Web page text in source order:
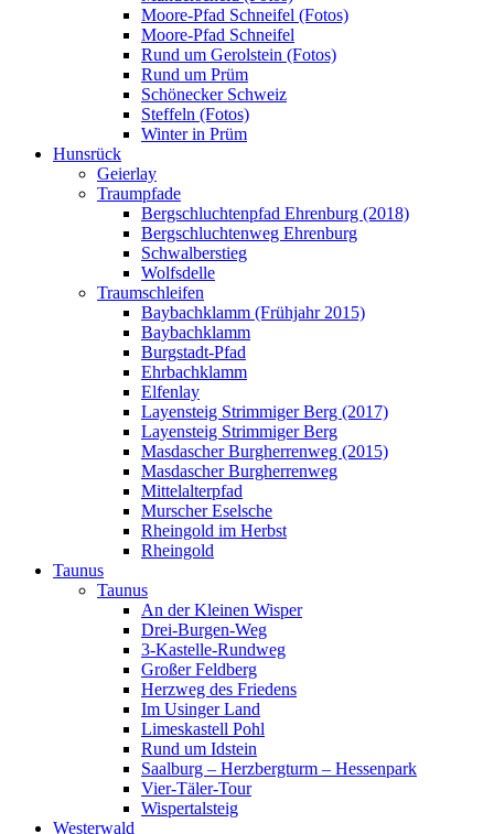
Moore-Pfad Schneifel (Fotos)
Moore-Pfad Schneifel
Rund um Gerolstein (Fotos)
Rund um Prüm
Schönecker Schweiz
Steffeln (Fotos)
Winter in Prüm
Hunsrück
Geierlay
Traumpfade
Bergschluchtenpfad Ehrenburg (2018)
Bergschluchtenweg Ehrenburg
Schwalberstieg
Wolfsdelle
Traumschleifen
Baybachklamm (Frühjahr 2015)
Baybachklamm
Burgstadt-Pfad
Ehrbachklamm
Elfenlay
Layensteig Strimmiger Berg (2017)
Layensteig Strimmiger Berg
Masdascher Burgherrenweg (2015)
Masdascher Burgherrenweg
Mittelalterpfad
Murscher Eselsche
Rheingold im Herbst
Rheingold
Taunus
Taunus
An der Kleinen Wisper
Drei-Burgen-Weg
3-Kastelle-Rundweg
Großer Feldberg
Herzweg des Friedens
Im Usinger Land
Limeskastell Pohl
Rund um Idstein
Saalburg – Herzbergturm – Hessenpark
Vier-Täler-Tour
Wispertalsteig
Westerwald